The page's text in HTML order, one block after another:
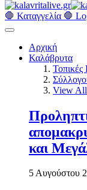
🛑 Καταγγελία 🛑
Αρχική
Καλάβρυτα
Τοπικές
View All
και
5 Αυγούστου